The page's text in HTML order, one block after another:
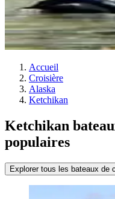
Accueil
Croisière
Alaska
Ketchikan
Ketchikan
populaires
Explorer tous les bateaux de